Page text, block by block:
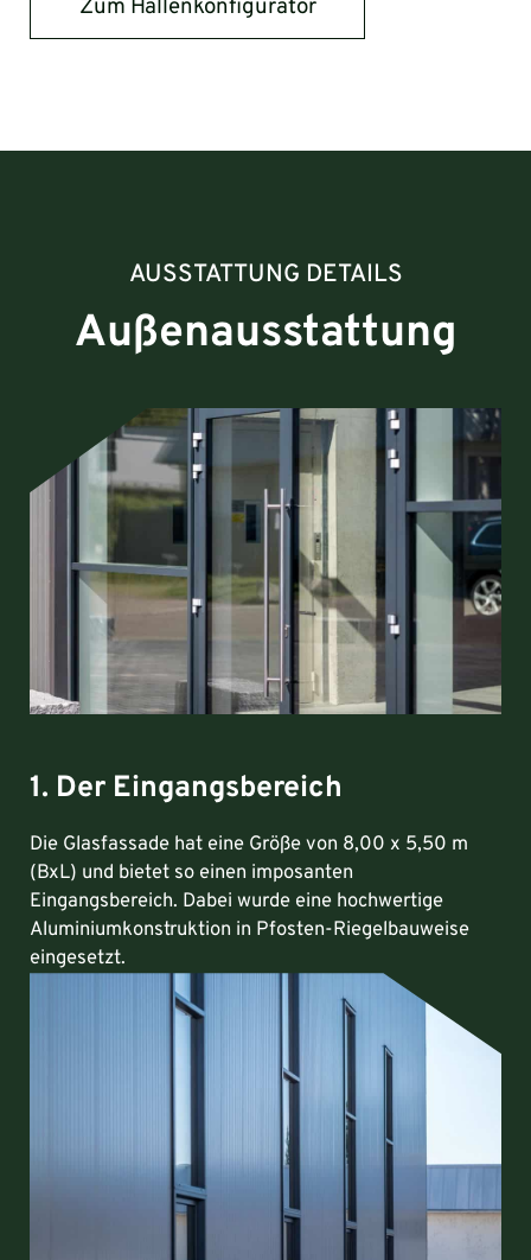
Zum Hallenkonfigurator
AUSSTATTUNG DETAILS
Außenausstattung
1. Der Eingangsbereich
Die Glasfassade hat eine Größe von 8,00 x 5,50 m
(BxL) und bietet so einen imposanten
Eingangsbereich. Dabei wurde eine hochwertige
Aluminiumkonstruktion in Pfosten-Riegelbauweise
eingesetzt.